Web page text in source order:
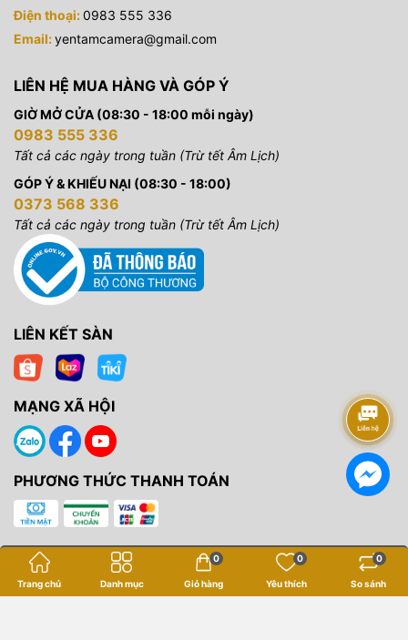
Điện thoại:0983 555 336
Email:yentamcamera@gmail.com
LIÊN HỆ MUA HÀNG VÀ GÓP Ý
GIỜ MỞ CỬA (08:30 - 18:00 mỗi ngày)
0983 555 336
Tất cả các ngày trong tuần (Trừ tết Âm Lịch)
GÓP Ý & KHIẾU NẠI (08:30 - 18:00)
0373 568 336
Tất cả các ngày trong tuần (Trừ tết Âm Lịch)
LIÊN KẾT SÀN
MẠNG XÃ HỘI
PHƯƠNG THỨC THANH TOÁN
Bản quyền thuộc vềYến Tâm Camera.
Trang chủ Danh mục Giỏ hàng
0
Yêu thích
0
So sánh
0